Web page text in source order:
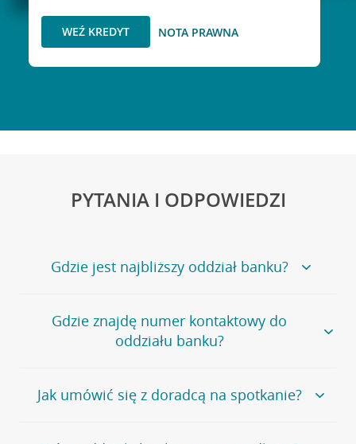
WEŹ KREDYT NOTA PRAWNA
PYTANIA I ODPOWIEDZI
Gdzie jest najbliższy oddział banku?
Jeśli szukasz oddziału naszego banku, zapraszamy na
stronęPlacówki i bankomaty, na której znajduje się
wygodna wyszukiwarka.
oddziałów
Gdzie znajdę numer kontaktowy do
oddziału banku?
Bank Credit Agricole nie udostępnia ogólnego numeru
telefonu do placówki bankowej.
Jak umówić się z doradcą na spotkanie?